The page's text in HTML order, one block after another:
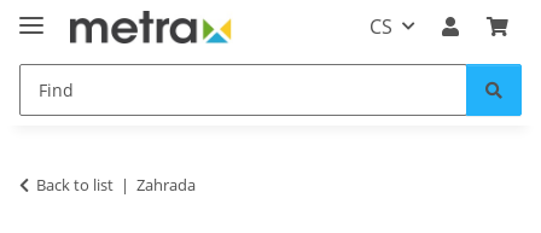
CS
Back to list Zahrada